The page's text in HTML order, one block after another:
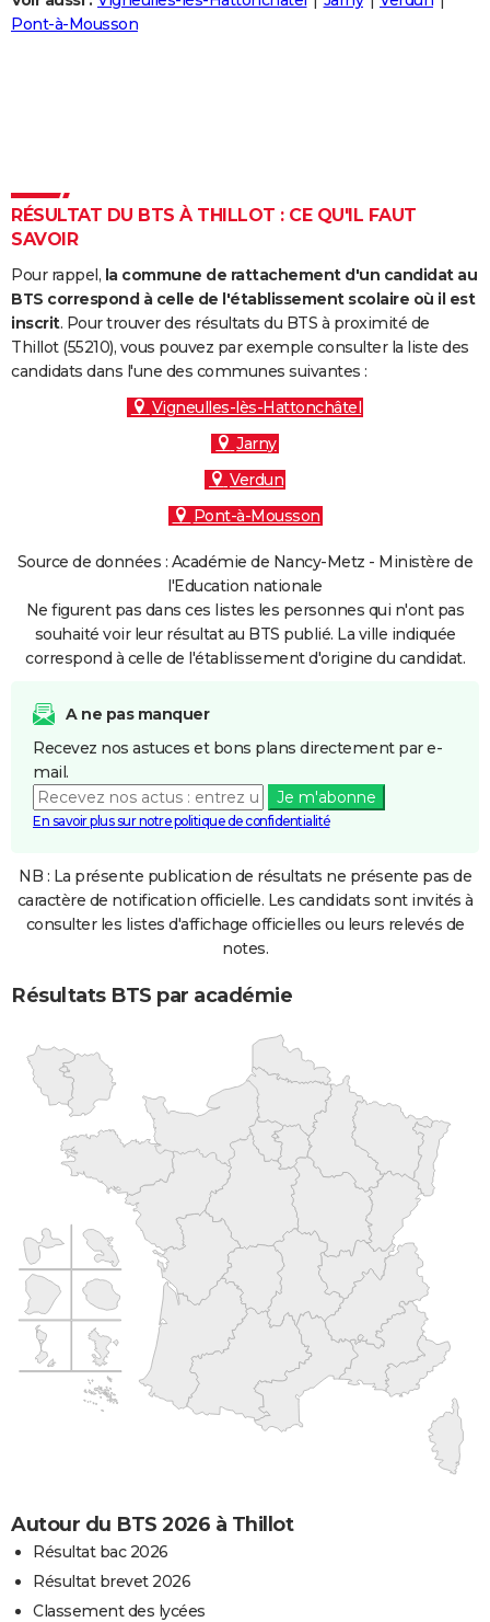
Destinations
City break
Voyage nature
Voyage de noces
Forum
Climat
+
PHOTO
Carte de Noël
Carte Bonne année
Carte Saint-Valentin
Carte Pâques
Carte d'anniversaire
DICTIONNAIRE
Dictionnaire
Biographies
Citations
Expressions
Proverbes
PROGRAMME TV
COPAINS D'AVANT
S'inscrire
Se connecter
Lycées
Collèges
Primaires
Universités
Entreprises
Service militaire
Avis de recherche
AVIS DE DÉCÈS
FORUM
Pont-à-Mousson
RÉSULTAT DU BTS À THILLOT : CE QU'IL FAUT
SAVOIR
Pour rappel, la commune de rattachement d'un candidat au
BTS correspond à celle de l'établissement scolaire où il est
inscrit. Pour trouver des résultats du BTS à proximité de
Thillot (55210), vous pouvez par exemple consulter la liste des
candidats dans l'une des communes suivantes :
Vigneulles-lès-Hattonchâtel
Jarny
Verdun
Pont-à-Mousson
Source de données : Académie de Nancy-Metz - Ministère de
l'Education nationale
Ne figurent pas dans ces listes les personnes qui n'ont pas
souhaité voir leur résultat au BTS publié. La ville indiquée
correspond à celle de l'établissement d'origine du candidat.
A ne pas manquer
Recevez nos astuces et bons plans directement par e-
mail.
Je m'abonne
En savoir plus sur notre politique de confidentialité
NB : La présente publication de résultats ne présente pas de
caractère de notification officielle. Les candidats sont invités à
consulter les listes d'affichage officielles ou leurs relevés de
notes.
Résultats BTS par académie
Autour du BTS 2026 à Thillot
Résultat bac 2026
Résultat brevet 2026
Classement des lycées